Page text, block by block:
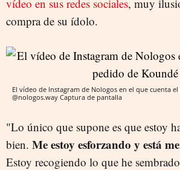
vídeo en sus redes sociales, muy
compra de su ídolo.
El vídeo de Instagram de Nologos en el que cuenta
@nologos.way Captura de pantalla
"Lo único que supone es que estoy
bien. Me estoy esforzando y está
Estoy recogiendo lo que he